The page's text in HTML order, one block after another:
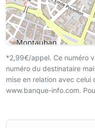
*2,99€/appel. Ce numéro
numéro du destinataire
mise en relation avec
www.banque-info.com.